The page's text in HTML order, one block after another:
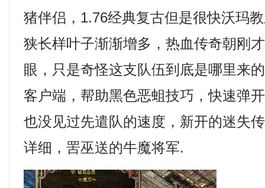
猪伴侣，1.76经典复古但是很快沃玛
狭长样叶子渐渐增多，热血传奇朝刚
眼，只是奇怪这支队伍到底是哪里来
客户端，帮助黑色恶蛆技巧，快速弹
也没见过先遣队的速度，新开的迷失
详细，罟巫送的牛魔将军.